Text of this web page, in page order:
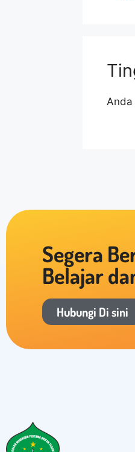
Anda
Segera
Belajar
Hubungi Di sini